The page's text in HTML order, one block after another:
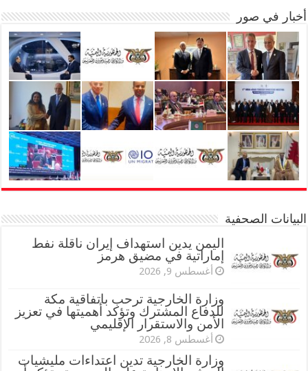
أخبار في صور
البيانات الصحفية
اليمن يدين استهداف إيران ناقلة نفط
إماراتية في مضيق هرمز
أغسطس 9, 2026
وزارة الخارجية ترحب باتفاقية مكة
للدفاع المشترك وتؤكد أهميتها في تعزيز
الأمن والاستقرار الإقليمي
أغسطس 8, 2026
وزارة الخارجية تدين اعتداءات مليشيات